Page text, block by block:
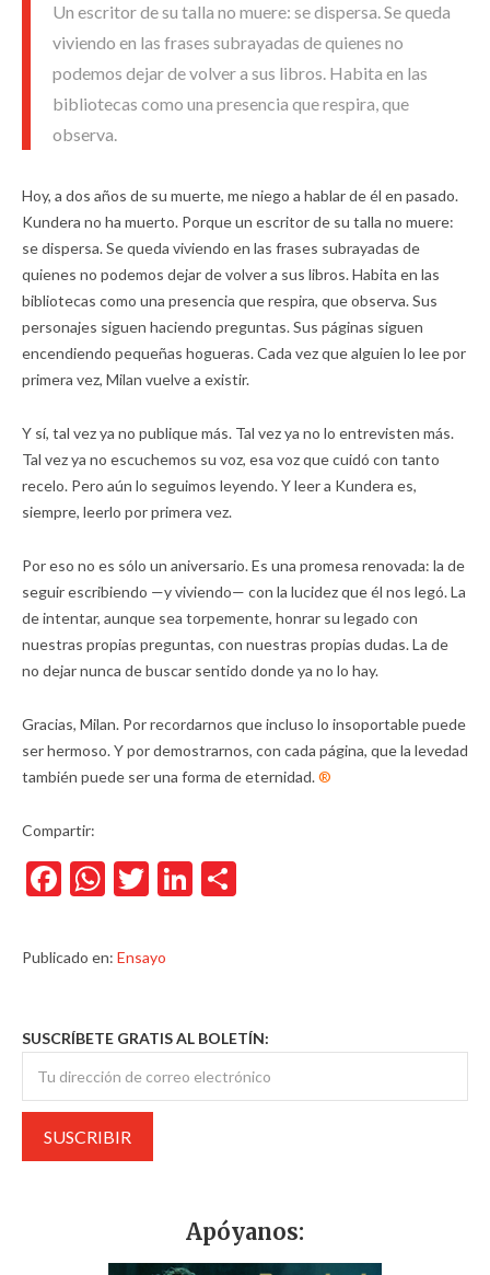
Un escritor de su talla no muere: se dispersa. Se queda
viviendo en las frases subrayadas de quienes no
podemos dejar de volver a sus libros. Habita en las
bibliotecas como una presencia que respira, que
observa.
Hoy, a dos años de su muerte, me niego a hablar de él en pasado.
Kundera no ha muerto. Porque un escritor de su talla no muere:
se dispersa. Se queda viviendo en las frases subrayadas de
quienes no podemos dejar de volver a sus libros. Habita en las
bibliotecas como una presencia que respira, que observa. Sus
personajes siguen haciendo preguntas. Sus páginas siguen
encendiendo pequeñas hogueras. Cada vez que alguien lo lee por
primera vez, Milan vuelve a existir.
Y sí, tal vez ya no publique más. Tal vez ya no lo entrevisten más.
Tal vez ya no escuchemos su voz, esa voz que cuidó con tanto
recelo. Pero aún lo seguimos leyendo. Y leer a Kundera es,
siempre, leerlo por primera vez.
Por eso no es sólo un aniversario. Es una promesa renovada: la de
seguir escribiendo —y viviendo— con la lucidez que él nos legó. La
de intentar, aunque sea torpemente, honrar su legado con
nuestras propias preguntas, con nuestras propias dudas. La de
no dejar nunca de buscar sentido donde ya no lo hay.
Gracias, Milan. Por recordarnos que incluso lo insoportable puede
ser hermoso. Y por demostrarnos, con cada página, que la levedad
también puede ser una forma de eternidad.®
Compartir:
Facebook
WhatsApp
TwitterLinkedIn
Publicado en: Ensayo
SUSCRÍBETE GRATIS AL BOLETÍN:
Apóyanos: